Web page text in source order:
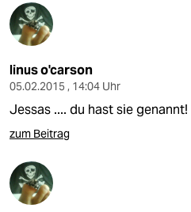
linus o'carson
05.02.2015 , 14:04 Uhr
Jessas .... du hast sie genannt!
zum Beitrag